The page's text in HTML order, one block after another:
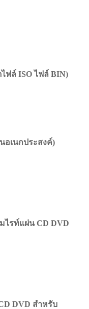
ไฟล์ ISO ไฟล์ BIN)
อเนกประสงค์)
ไรท์แผ่น CD DVD
DVD สำหรับ